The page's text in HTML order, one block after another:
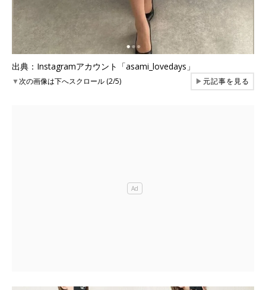
出典：Instagramアカウント「asami_lovedays」
▼次の画像は下へスクロール (2/5) ▶元記事を見る